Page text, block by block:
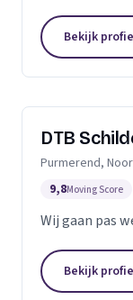
als
Bij...
Bekijk
DTB
Purmerend,
9,8Moving Score
Wij gaan pas
Bekijk